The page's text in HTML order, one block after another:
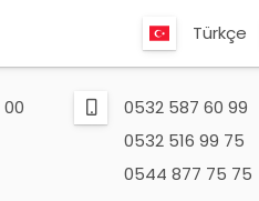
Türkçe
00
0532 587 60 99
0532 516 99 75
0544 877 75 75